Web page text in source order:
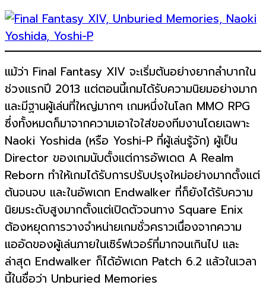
แม้ว่า Final Fantasy XIV จะเริ่มต้นอย่างยากลำบากใน
ช่วงแรกปี 2013 แต่ตอนนี้เกมได้รับความนิยมอย่างมาก
และมีฐานผู้เล่นที่ใหญ่มากๆ เกมหนึ่งในโลก MMO RPG
ซึ่งทั้งหมดก็มาจากความเอาใจใส่ของทีมงานโดยเฉพาะ
Naoki Yoshida (หรือ Yoshi-P ที่ผู้เล่นรู้จัก) ผู้เป็น
Director ของเกมนับตั้งแต่การอัพเดต A Realm
Reborn ทำให้เกมได้รับการปรับปรุงใหม่อย่างมากตั้งแต่
ต้นจนจบ และในอัพเดท Endwalker ที่ก็ยังได้รับความ
นิยมระดับสูงมากตั้งแต่เปิดตัวจนทาง Square Enix
ต้องหยุดการวางจำหน่ายเกมชั่วคราวเนื่องจากความ
แออัดของผู้เล่นภายในเซิร์ฟเวอร์ที่มากจนเกินไป และ
ล่าสุด Endwalker ก็ได้อัพเดท Patch 6.2 แล้วในเวลา
นี้ในชื่อว่า Unburied Memories